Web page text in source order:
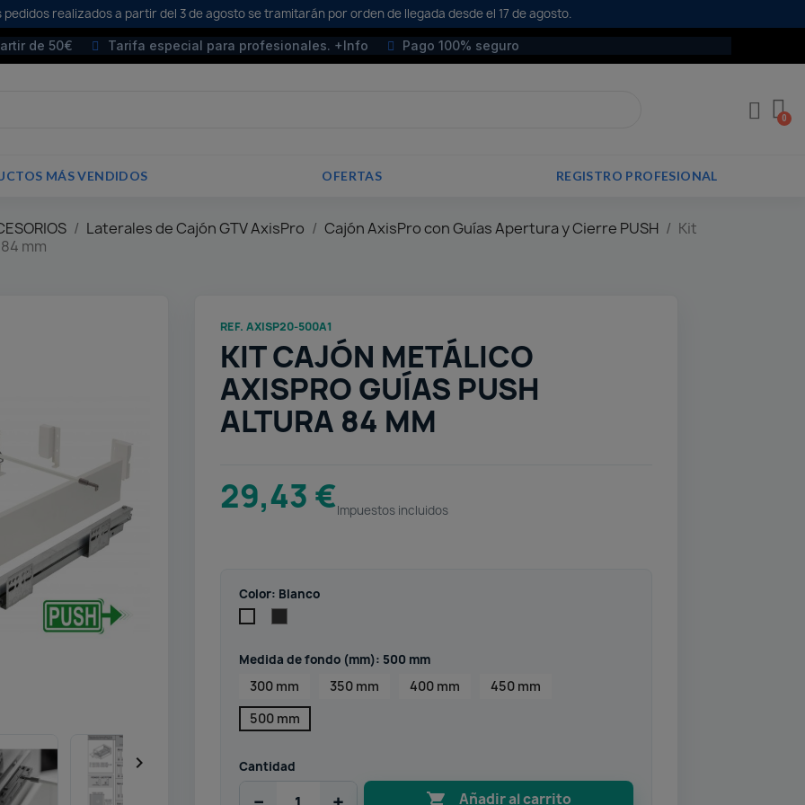
realizados a partir del 3 de agosto se tramitarán por orden de llegada desde el 17 de agosto.
de 50€ Tarifa especial para profesionales. +Info Pago 100% seguro
MÁS VENDIDOS OFERTAS REGISTRO PROFESIONAL
Laterales de Cajón GTV AxisPro Cajón AxisPro con Guías Apertura y Cierre PUSH
Kit
mm

REF. AXISP20-500A1
KIT CAJÓN METÁLICO
AXISPRO GUÍAS PUSH
ALTURA 84 MM
29,43 €Impuestos incluidos
Color: Blanco
Medida de fondo (mm): 500 mm
300 mm 350 mm 400 mm
450 mm
500 mm
Cantidad
Añadir al carrito